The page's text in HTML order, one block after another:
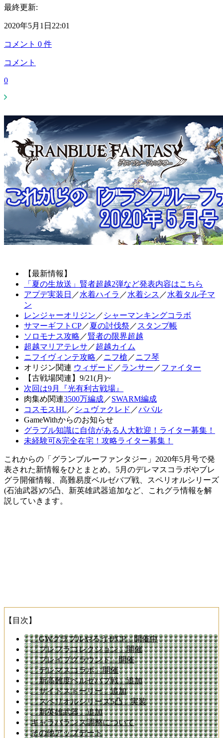
最終更新:
2020年5月1日22:01
コメント 0 件
コメント
0
【最新情報】
「夏の生放送」賢者超越2弾など発表内容はこちら
アプデ実装日 ／水着ハイラ ／水着シス ／水着タル子マ
ン
レンジャーオリジン ／ シャーマンキングコラボ
サマーギフトCP／夏の討伐祭 ／ スタンプ帳
ソロモナス攻略 ／賢者の限界超越
超越マリアテレサ ／超越カイム
ニフイヴィンテ攻略 ／ニフ槍 ／ニフ琴
オリジン関連 ウィザード ／ランサー ／ファイター
【古戦場関連】9/21(月)~
次回は9月『光有利古戦場』
肉集め関連3500万編成／SWARM編成
コスモスHL ／ シュヴァクレド ／パパル
GameWithからのお知らせ
グラブル知識に自信がある人大歓迎！ライター募集！
未経験可&完全在宅！攻略ライター募集！
これからの「グランブルーファンタジー」2020年5月号で発
表された新情報をひとまとめ。5月のデレマスコラボやブレ
グラ開催情報、高難易度ベルゼバブ戦、スペリオルシリーズ
(石油武器)の5凸、新英雄武器追加など、これグラ情報を解
説していきます。
【目次】
「GWグラブルやろうぜCP」開催中
「プレフラコレクション」開催
「ブレイブグラウンド」開催
「デレマスコラボ」開催
「新高難度ベルゼバブ戦」追加
「サイドストーリー」追加
「スペリオルシリーズ5凸」実装
「新英雄武器」追加
キャラバランス調整について
その他アップデート